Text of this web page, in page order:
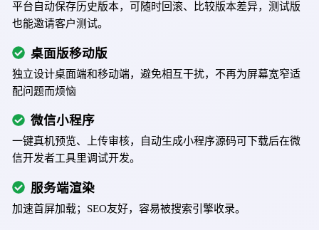
平台自动保存历史版本，可随时回滚、比较版本差异，测试版
也能邀请客户测试。
桌面版移动版
独立设计桌面端和移动端，避免相互干扰，不再为屏幕宽窄适
配问题而烦恼
微信小程序
一键真机预览、上传审核，自动生成小程序源码可下载后在微
信开发者工具里调试开发。
服务端渲染
加速首屏加载；SEO友好，容易被搜索引擎收录。